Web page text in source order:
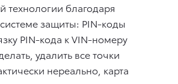
технологии благодаря
защиты: PIN-коды
PIN-кода к VIN-номеру
удалить все точки
нереально, карта